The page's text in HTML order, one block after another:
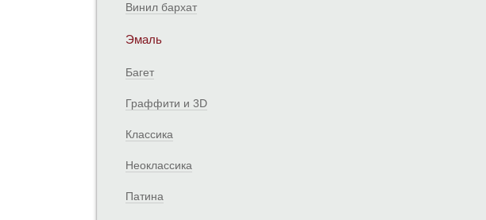
Винил бархат
Эмаль
Багет
Граффити и 3D
Классика
Неоклассика
Патина